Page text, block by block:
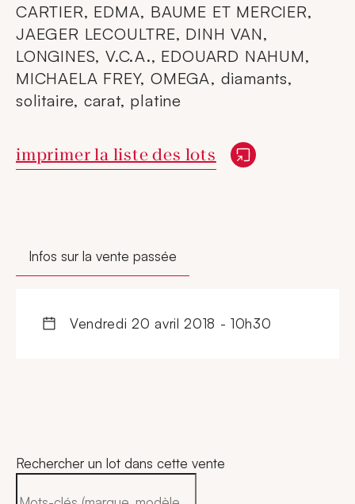
CARTIER, EDMA, BAUME ET MERCIER,
JAEGER LECOULTRE, DINH VAN,
LONGINES, V.C.A., EDOUARD NAHUM,
MICHAELA FREY, OMEGA, diamants,
solitaire, carat, platine
Nouvelle fenêtre
imprimer la liste des lots
Infos sur la vente passée
vendredi 20 avril 2018 - 10h30
Rechercher un lot dans cette vente